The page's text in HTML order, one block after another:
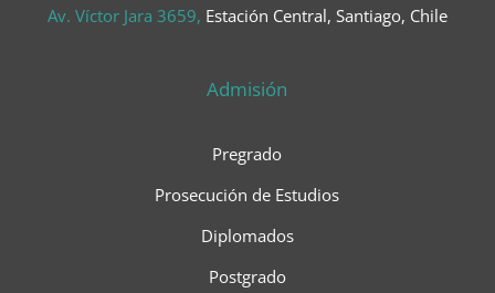
Av. Víctor Jara 3659, Estación Central, Santiago, Chile
Admisión
Pregrado
Prosecución de Estudios
Diplomados
Postgrado